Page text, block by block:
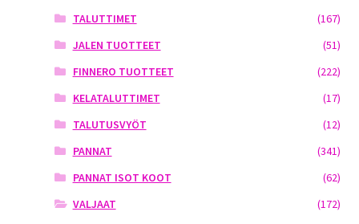
TALUTTIMET
(167)
JALEN TUOTTEET
(51)
FINNERO TUOTTEET
(222)
KELATALUTTIMET
(17)
TALUTUSVYÖT
(12)
PANNAT
(341)
PANNAT ISOT KOOT
(62)
VALJAAT
(172)